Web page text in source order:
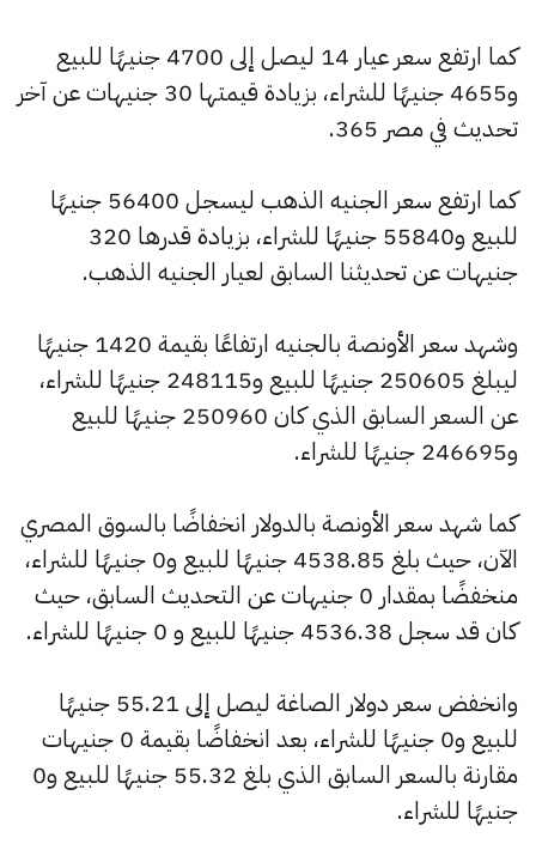
كما ارتفع سعر عيار 14 ليصل إلى 4700 جنيهًا للبيع
و4655 جنيهًا للشراء، بزيادة قيمتها 30 جنيهات عن آخر
تحديث في مصر 365.
كما ارتفع سعر الجنيه الذهب ليسجل 56400 جنيهًا
للبيع و55840 جنيهًا للشراء، بزيادة قدرها 320
جنيهات عن تحديثنا السابق لعيار الجنيه الذهب.
وشهد سعر الأونصة بالجنيه ارتفاعًا بقيمة 1420 جنيهًا
ليبلغ 250605 جنيهًا للبيع و248115 جنيهًا للشراء،
عن السعر السابق الذي كان 250960 جنيهًا للبيع
و246695 جنيهًا للشراء.
كما شهد سعر الأونصة بالدولار انخفاضًا بالسوق المصري
الآن، حيث بلغ 4538.85 جنيهًا للبيع و0 جنيهًا للشراء،
منخفضًا بمقدار 0 جنيهات عن التحديث السابق، حيث
كان قد سجل 4536.38 جنيهًا للبيع و 0 جنيهًا للشراء.
وانخفض سعر دولار الصاغة ليصل إلى 55.21 جنيهًا
للبيع و0 جنيهًا للشراء، بعد انخفاضًا بقيمة 0 جنيهات
مقارنة بالسعر السابق الذي بلغ 55.32 جنيهًا للبيع و0
جنيهًا للشراء.